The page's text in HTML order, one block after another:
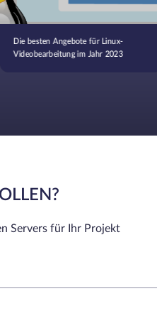
Die besten Angebote für Linux-
Videobearbeitung im Jahr 2023
Servers für Ihr Projekt